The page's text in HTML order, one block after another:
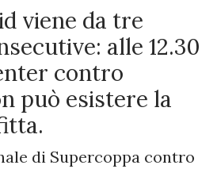
viene da tre
alle 12.30
contro
può esistere la
di Supercoppa contro